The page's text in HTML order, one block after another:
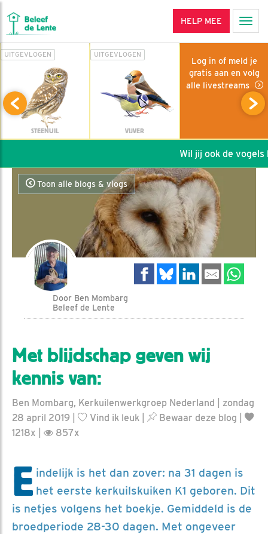
HELP MEE
UITGEVLOGEN
STEENUIL
UITGEVLOGEN
VIJVER
Log in of meld je
gratis aan en volg
alle livestreams
Wil jij ook de vogels
Toon alle blogs & vlogs
Door Ben Mombarg
Beleef de Lente
Met blijdschap geven wij
kennis van:
Ben Mombarg, Kerkuilenwerkgroep Nederland | zondag
28 april 2019 |
Vind ik leuk Bewaar deze blog
1218x |
857x
E indelijk is het dan zover: na 31 dagen is
het eerste kerkuilskuiken K1 geboren. Dit
is netjes volgens het boekje. Gemiddeld is de
broedperiode 28-30 dagen. Met ongeveer